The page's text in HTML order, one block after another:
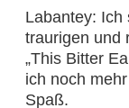
Labantey: Ich
traurigen und
„This Bitter
ich noch
Spaß.